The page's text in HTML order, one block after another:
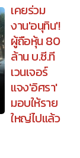
เคยร่วม
งาน'อนุทิน'!
ผู้ถือหุ้น 80
ล้าน บ.ซี.ที
เวนเจอร์
แจง'อิศรา'
มอบให้ราย
ใหญ่ไปแล้ว